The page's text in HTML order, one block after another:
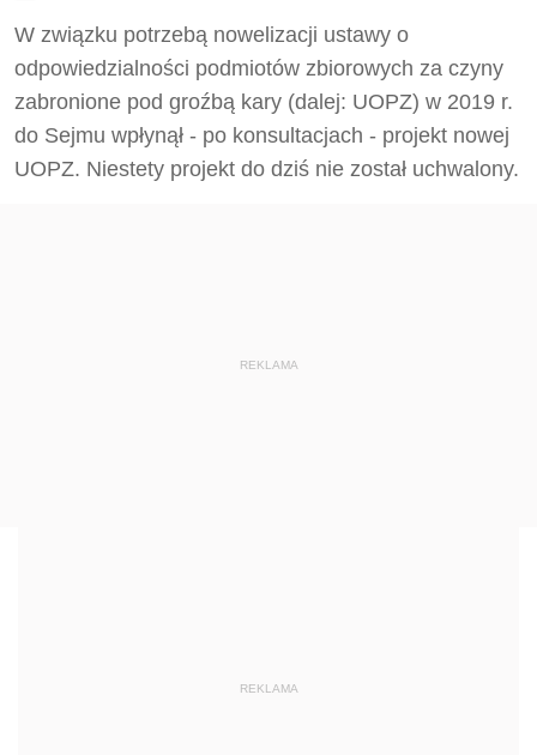
W związku potrzebą nowelizacji ustawy o
odpowiedzialności podmiotów zbiorowych za czyny
zabronione pod groźbą kary (dalej: UOPZ) w 2019 r.
do Sejmu wpłynął - po konsultacjach - projekt nowej
UOPZ. Niestety projekt do dziś nie został uchwalony.
REKLAMA
REKLAMA